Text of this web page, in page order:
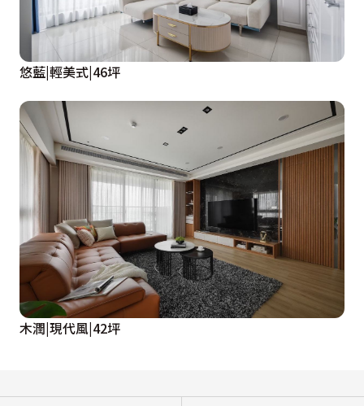
悠藍|輕美式|46坪
木潤|現代風|42坪